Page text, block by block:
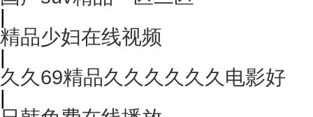
|
精品少妇在线视频
|
久久69精品久久久久久久电影好
|